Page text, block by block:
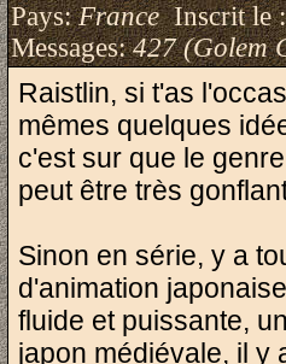
Pays:FranceInscrit le
Messages:427 (Golem
Raistlin, si t'as
mêmes quelques
c'est sur que le
peut être très
Sinon en série, y a
d'animation
fluide et puissante,
japon médiévale, il y